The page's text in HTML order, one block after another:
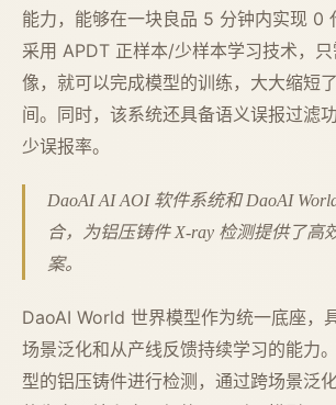
能力，能够在一块良品 5 分钟内实现 0
采用 APDT 正样本/少样本学习技术，
像，就可以完成模型的训练，大大缩短
间。同时，该系统还具备语义误报过滤
少误报率。
DaoAI AI AOI 软件系统和 DaoAI
合，为铝压铸件 X-ray 检测提供了高
案。
DaoAI World 世界模型作为统一底座，
场景泛化和从产线反馈持续学习的能力
型的铝压铸件进行检测，通过跨场景泛